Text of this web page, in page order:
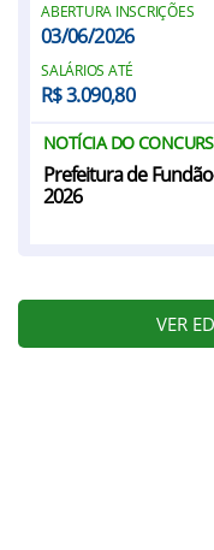
ABERTURA INSCRIÇÕES
03/06/2026
SALÁRIOS ATÉ
R$ 3.090,80
NOTÍCIA DO
Prefeitura de
2026
VER